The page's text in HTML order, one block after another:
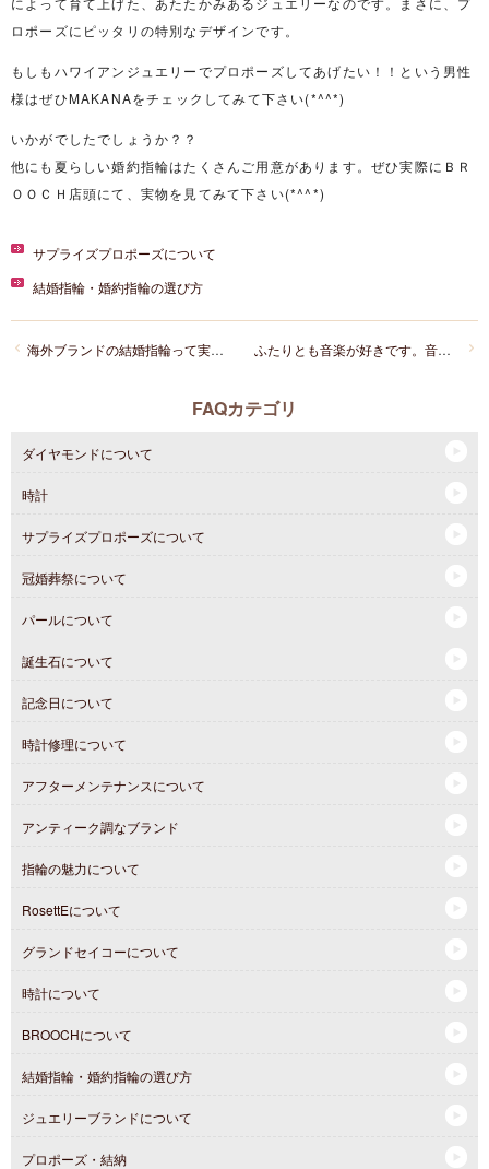
ロポーズにピッタリの特別なデザインです。
もしもハワイアンジュエリーでプロポーズしてあげたい！！という男性
様はぜひMAKANAをチェックしてみて下さい(*^^*)
いかがでしたでしょうか？？
他にも夏らしい婚約指輪はたくさんご用意があります。ぜひ実際にＢＲ
ＯＯＣＨ店頭にて、実物を見てみて下さい(*^^*)
サプライズプロポーズについて
結婚指輪・婚約指輪の選び方
ふたりとも音楽が好きです。音楽にまつわる結婚指輪はありますか？
海外ブランドの結婚指輪って実際どうですか？
FAQカテゴリ
ダイヤモンドについて
時計
サプライズプロポーズについて
冠婚葬祭について
パールについて
誕生石について
記念日について
時計修理について
アフターメンテナンスについて
アンティーク調なブランド
指輪の魅力について
RosettEについて
グランドセイコーについて
時計について
BROOCHについて
結婚指輪・婚約指輪の選び方
ジュエリーブランドについて
プロポーズ・結納